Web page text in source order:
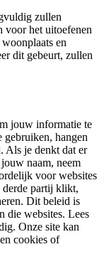
zullen
voor het uitoefenen
en
dit gebeurt, zullen
jouw informatie te
gebruiken, hangen
Als je denkt dat er
naam, neem
voor websites
derde partij klikt,
Dit beleid is
die websites. Lees
Onze site kan
cookies of